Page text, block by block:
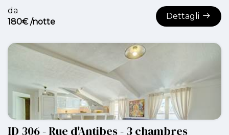
da
180€ /notte
Dettagli
ID 306 - Rue d'Antibes - 3 chambres